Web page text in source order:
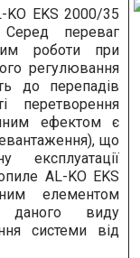
KO EKS 2000/35
переваг
роботи при
регулювання
до перепадів
перетворення
ефектом є
що
експлуатації
AL-KO EKS
елементом
даного виду
системи від